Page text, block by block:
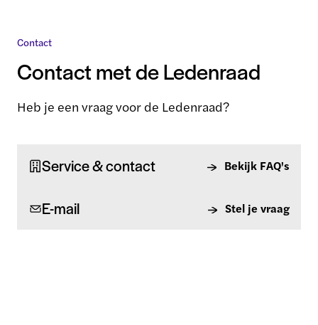
Contact
Contact met de Ledenraad
Heb je een vraag voor de Ledenraad?
Service & contact Bekijk FAQ's
E-mail Stel je vraag